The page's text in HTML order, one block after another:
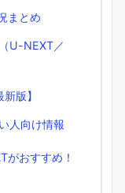
まとめ
U-NEXT／
版】
人向け情報
がおすすめ！